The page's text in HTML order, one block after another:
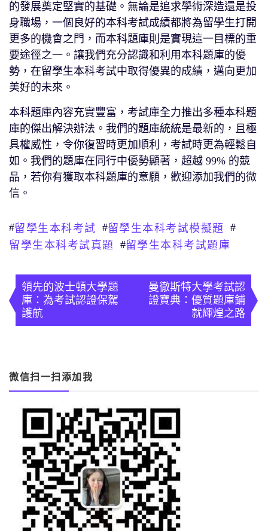
的發展奠定堅實的基礎。無論是追求學術深造還是投
身職場，一個良好的本科考試成績都將為留學生打開
更多的機會之門，而本科題庫則是實現這一目標的重
要途徑之一。讓我們充分認識和利用本科題庫的優
勢，在留學生本科考試中取得優異的成績，邁向更加
美好的未來。
本科題庫內容充實豐富，考試庫全力推出多種本科題
庫的傑出解決辦法。我們的題庫統統是最新的，且極
具權威性，令你復習時更加順利，考試時更為輕鬆自
如。我們的題庫在同行中優勢顯著，超越 99% 的競
品，若你有獲取本科題庫的意願，歡迎添加我們的微
信。
#留學生本科考試 #留學生本科考試模擬題
#
留學生本科考試真題
#留學生本科考試題庫
章
導
覽
領先的波士頓大學題
庫：為考試認證保駕
護航
曼徹斯特大學考試認
證寶典：優質題庫鋪
就輝煌之路
微信扫一扫添加我